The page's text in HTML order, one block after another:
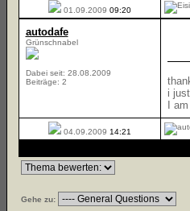
01.09.2009 09:20
autodafe
Grünschnabel
Dabei seit: 28.08.2009
Beiträge: 2
i
I
04.09.2009 14:21
Gehe zu: